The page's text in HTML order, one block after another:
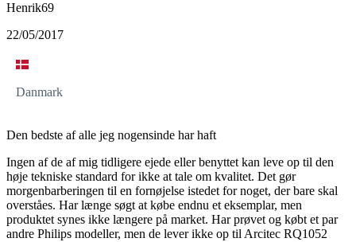
Henrik69
22/05/2017
Danmark
Den bedste af alle jeg nogensinde har haft
Ingen af de af mig tidligere ejede eller benyttet kan leve op til den
høje tekniske standard for ikke at tale om kvalitet. Det gør
morgenbarberingen til en fornøjelse istedet for noget, der bare skal
overståes. Har længe søgt at købe endnu et eksemplar, men
produktet synes ikke længere på market. Har prøvet og købt et par
andre Philips modeller, men de lever ikke op til Arcitec RQ1052